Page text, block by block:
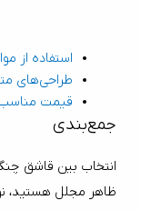
استفاده از
طراحی‌های متنوع
قیمت
جمع‌بندی
ظاهر مجلل هستید،